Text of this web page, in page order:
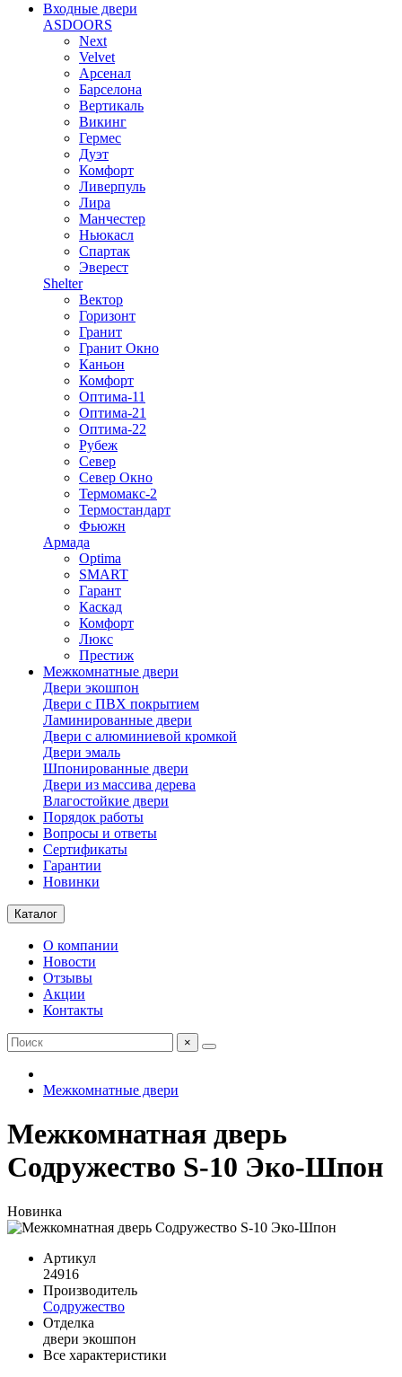
Входные двери
ASDOORS
Next
Velvet
Арсенал
Барселона
Вертикаль
Викинг
Гермес
Дуэт
Комфорт
Ливерпуль
Лира
Манчестер
Ньюкасл
Спартак
Эверест
Shelter
Вектор
Горизонт
Гранит
Гранит Окно
Каньон
Комфорт
Оптима-11
Оптима-21
Оптима-22
Рубеж
Север
Север Окно
Термомакс-2
Термостандарт
Фьюжн
Армада
Optima
SMART
Гарант
Каскад
Комфорт
Люкс
Престиж
Межкомнатные двери
Двери экошпон
Двери с ПВХ покрытием
Ламинированные двери
Двери с алюминиевой кромкой
Двери эмаль
Шпонированные двери
Двери из массива дерева
Влагостойкие двери
Порядок работы
Вопросы и ответы
Сертификаты
Гарантии
Новинки
Каталог
О компании
Новости
Отзывы
Акции
Контакты
×
Межкомнатные двери
Межкомнатная дверь
Содружество S-10 Эко-Шпон
Новинка
Артикул
24916
Производитель
Содружество
Отделка
двери экошпон
Все характеристики